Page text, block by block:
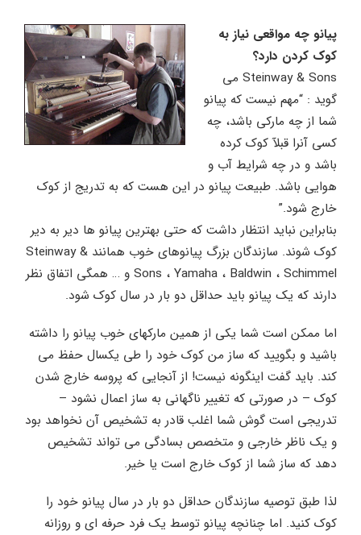
پیانو چه مواقعی نیاز به
کوک کردن دارد؟
Steinway & Sons می
گوید : “مهم نیست که پیانو
شما از چه مارکی باشد، چه
کسی آنرا قبلآ کوک کرده
باشد و در چه شرایط آب و
هوایی باشد. طبیعت پیانو در این هست که به تدریج از کوک
خارج شود.”
بنابراین نباید انتظار داشت که حتی بهترین پیانو ها دیر به دیر
کوک شوند. سازندگان بزرگ پیانوهای خوب همانند Steinway &
Sons ، Yamaha ، Baldwin ، Schimmel و … همگی اتفاق نظر
دارند که یک پیانو باید حداقل دو بار در سال کوک شود.
اما ممکن است شما یکی از همین مارکهای خوب پیانو را داشته
باشید و بگویید که ساز من کوک خود را طی یکسال حفظ می
کند. باید گفت اینگونه نیست! از آنجایی که پروسه خارج شدن
کوک – در صورتی که تغییر ناگهانی به ساز اعمال نشود –
تدریجی است گوش شما اغلب قادر به تشخیص آن نخواهد بود
و یک ناظر خارجی و متخصص بسادگی می تواند تشخیص
دهد که ساز شما از کوک خارج است یا خیر.
لذا طبق توصیه سازندگان حداقل دو بار در سال پیانو خود را
کوک کنید. اما چنانچه پیانو توسط یک فرد حرفه ای و روزانه